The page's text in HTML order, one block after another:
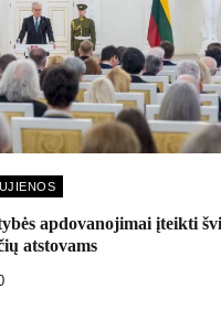
apdovanojimai įteikti
atstovams